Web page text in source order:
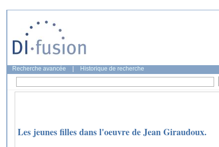
Recherche avancée Historique de recherche
Les jeunes filles dans l'oeuvre de Jean Giraudoux.